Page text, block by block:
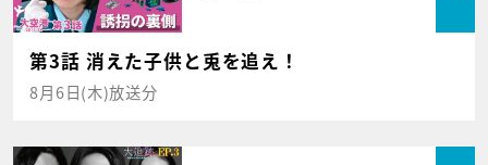
第3話 消えた子供と兎を追え！
8月6日(木)放送分